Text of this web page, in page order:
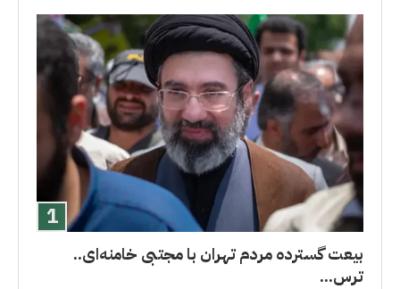
بیعت گسترده مردم تهران با مجتبی خامنه‌ای..
ترس...